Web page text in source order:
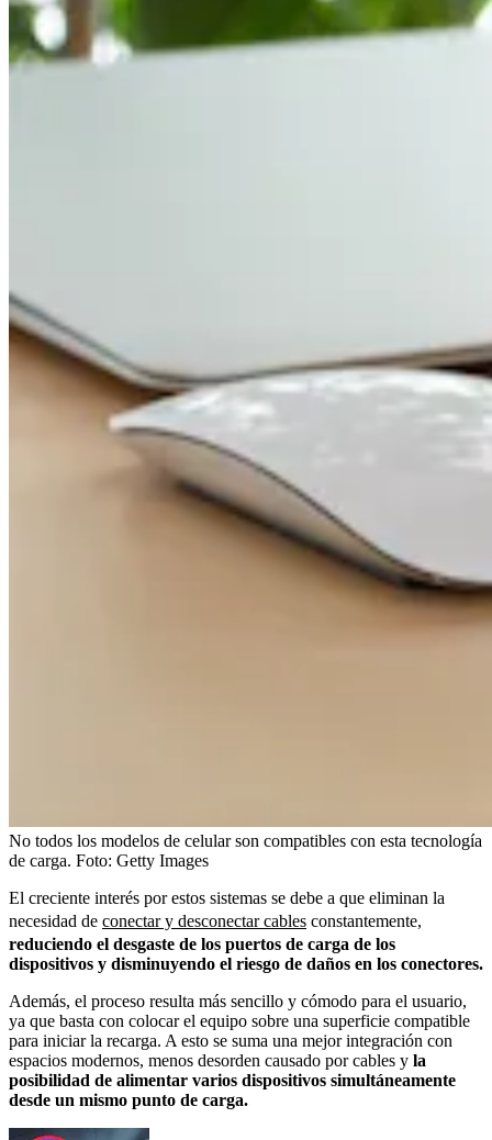
No todos los modelos de celular son compatibles con esta tecnología
de carga. Foto: Getty Images
El creciente interés por estos sistemas se debe a que eliminan la
necesidad de conectar y desconectar cables constantemente,
reduciendo el desgaste de los puertos de carga de los
dispositivos y disminuyendo el riesgo de daños en los conectores.
Además, el proceso resulta más sencillo y cómodo para el usuario,
ya que basta con colocar el equipo sobre una superficie compatible
para iniciar la recarga. A esto se suma una mejor integración con
espacios modernos, menos desorden causado por cables y la
posibilidad de alimentar varios dispositivos simultáneamente
desde un mismo punto de carga.